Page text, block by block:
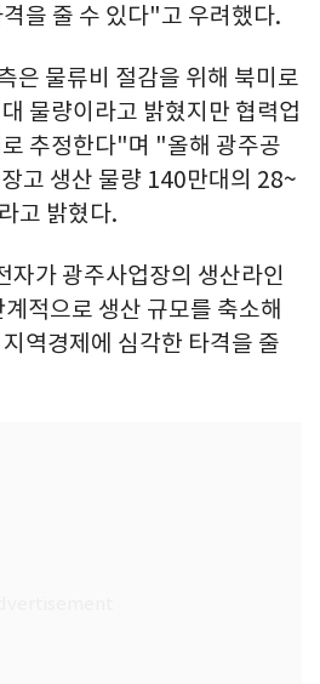
을 줄 수 있다"고 우려했다.
은 물류비 절감을 위해 북미로
물량이라고 밝혔지만 협력업
추정한다"며 "올해 광주공
고 생산 물량 140만대의 28~
고 밝혔다.
자가 광주사업장의 생산라인
적으로 생산 규모를 축소해
역경제에 심각한 타격을 줄